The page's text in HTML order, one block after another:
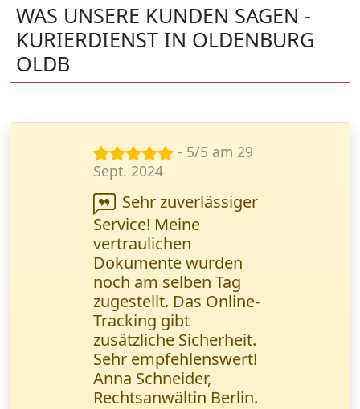
WAS UNSERE KUNDEN SAGEN -
KURIERDIENST IN OLDENBURG
OLDB
- 5/5 am 14
Nov. 2024
Wir arbeiten
regelmäßig mit diesem
Kurierdienst
zusammen. Schnelle
Lieferung und
transparente
Sendungsverfolgung -
genau das, was wir
brauchen. Herr Weber,
Logistikmanager
(München).